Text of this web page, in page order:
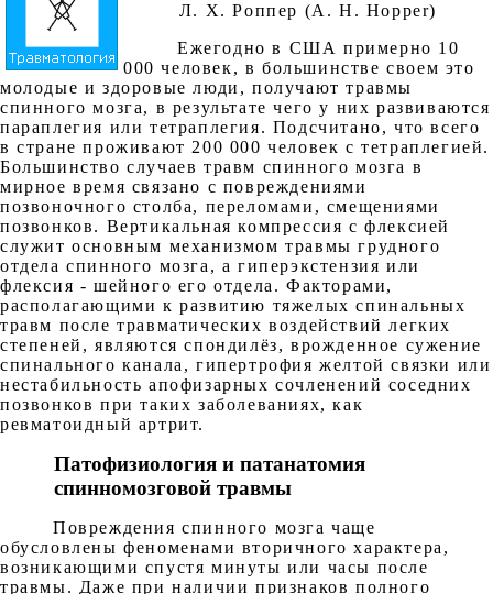
Л. X. Роппер (А. Н. Hopper)
Ежегодно в США примерно 10
000 человек, в большинстве своем это
молодые и здоровые люди, получают травмы
спинного мозга, в результате чего у них развиваются
параплегия или тетраплегия. Подсчитано, что всего
в стране проживают 200 000 человек с тетраплегией.
Большинство случаев травм спинного мозга в
мирное время связано с повреждениями
позвоночного столба, переломами, смещениями
позвонков. Вертикальная компрессия с флексией
служит основным механизмом травмы грудного
отдела спинного мозга, а гиперэкстензия или
флексия - шейного его отдела. Факторами,
располагающими к развитию тяжелых спинальных
травм после травматических воздействий легких
степеней, являются спондилёз, врожденное сужение
спинального канала, гипертрофия желтой связки или
нестабильность апофизарных сочленений соседних
позвонков при таких заболеваниях, как
ревматоидный артрит.
Патофизиология и патанатомия
спинномозговой травмы
Повреждения спинного мозга чаще
обусловлены феноменами вторичного характера,
возникающими спустя минуты или часы после
травмы. Даже при наличии признаков полного